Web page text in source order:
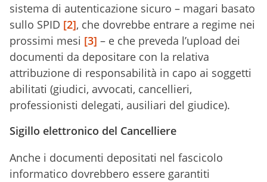
sistema di autenticazione sicuro – magari basato
sullo SPID [2], che dovrebbe entrare a regime nei
prossimi mesi [3] – e che preveda l’upload dei
documenti da depositare con la relativa
attribuzione di responsabilità in capo ai soggetti
abilitati (giudici, avvocati, cancellieri,
professionisti delegati, ausiliari del giudice).
Sigillo elettronico del Cancelliere
Anche i documenti depositati nel fascicolo
informatico dovrebbero essere garantiti